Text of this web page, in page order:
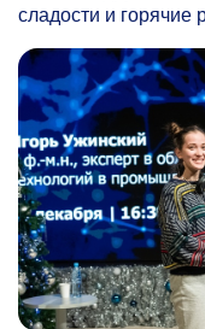
сладости и горячие